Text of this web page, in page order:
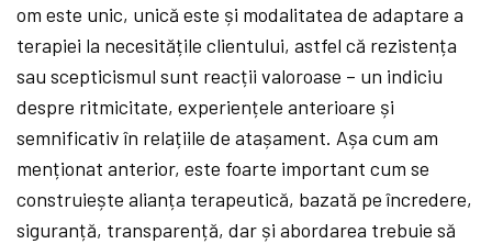
om este unic, unică este și modalitatea de adaptare a
terapiei la necesitățile clientului, astfel că rezistența
sau scepticismul sunt reacții valoroase – un indiciu
despre ritmicitate, experiențele anterioare și
semnificativ în relațiile de atașament. Așa cum am
menționat anterior, este foarte important cum se
construiește alianța terapeutică, bazată pe încredere,
siguranță, transparență, dar și abordarea trebuie să